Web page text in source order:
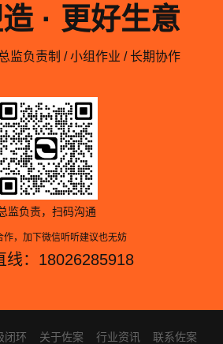
· 更好生意
监负责制 / 小组作业 / 长期协作
监负责，扫码沟通
作，加下微信听听建议也无妨
线：18026285918
闭环 关于佐案 行业资讯 联系佐案